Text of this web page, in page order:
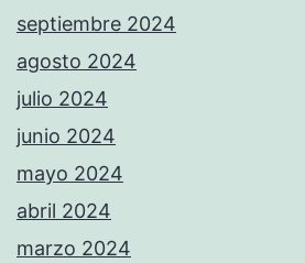
septiembre 2024
agosto 2024
julio 2024
junio 2024
mayo 2024
abril 2024
marzo 2024